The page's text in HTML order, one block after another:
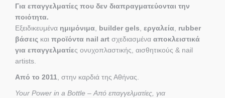
Για επαγγελματίες που δεν διαπραγματεύονται την
ποιότητα.
Εξειδικευμένα ημιμόνιμα builder gels εργαλεία rubber
βάσεις και προϊόντα nail art σχεδιασμένα αποκλειστικά
για επαγγελματίες ονυχοπλαστικής, αισθητικούς & nail
artists.
Από το 2011 , στην καρδιά της Αθήνας.
Your Power in a Bottle – Από επαγγελματίες, για